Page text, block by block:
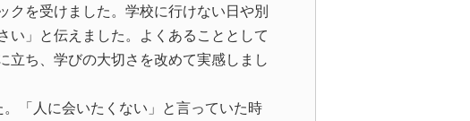
クを受けました。学校に行けない日や別
い」と伝えました。よくあることとして
立ち、学びの大切さを改めて実感しまし
「人に会いたくない」と言っていた時